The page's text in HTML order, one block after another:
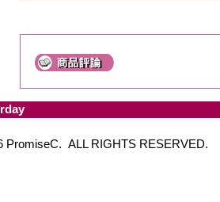
PromiseC. ALL RIGHTS RESERVED.